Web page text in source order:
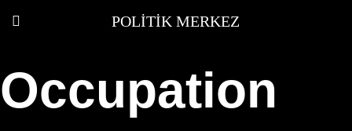
POLITIK MERKEZ
Occupation